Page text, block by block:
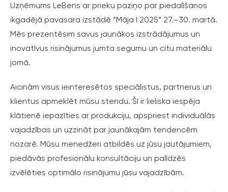
Uzņēmums LeBens ar prieku paziņo par piedalīšanos
ikgadējā pavasara izstādē “Māja I 2025” 27.–30. martā.
Mēs prezentēsim savus jaunākos izstrādājumus un
inovatīvus risinājumus jumta segumu un citu materiālu
jomā.
Aicinām visus ieinteresētos speciālistus, partnerus un
klientus apmeklēt mūsu stendu. Šī ir lieliska iespēja
klātienē iepazīties ar produkciju, apspriest individuālās
vajadzības un uzzināt par jaunākajām tendencēm
nozarē. Mūsu menedžeri atbildēs uz jūsu jautājumiem,
piedāvās profesionālu konsultāciju un palīdzēs
izvēlēties optimālo risinājumu jūsu vajadzībām.